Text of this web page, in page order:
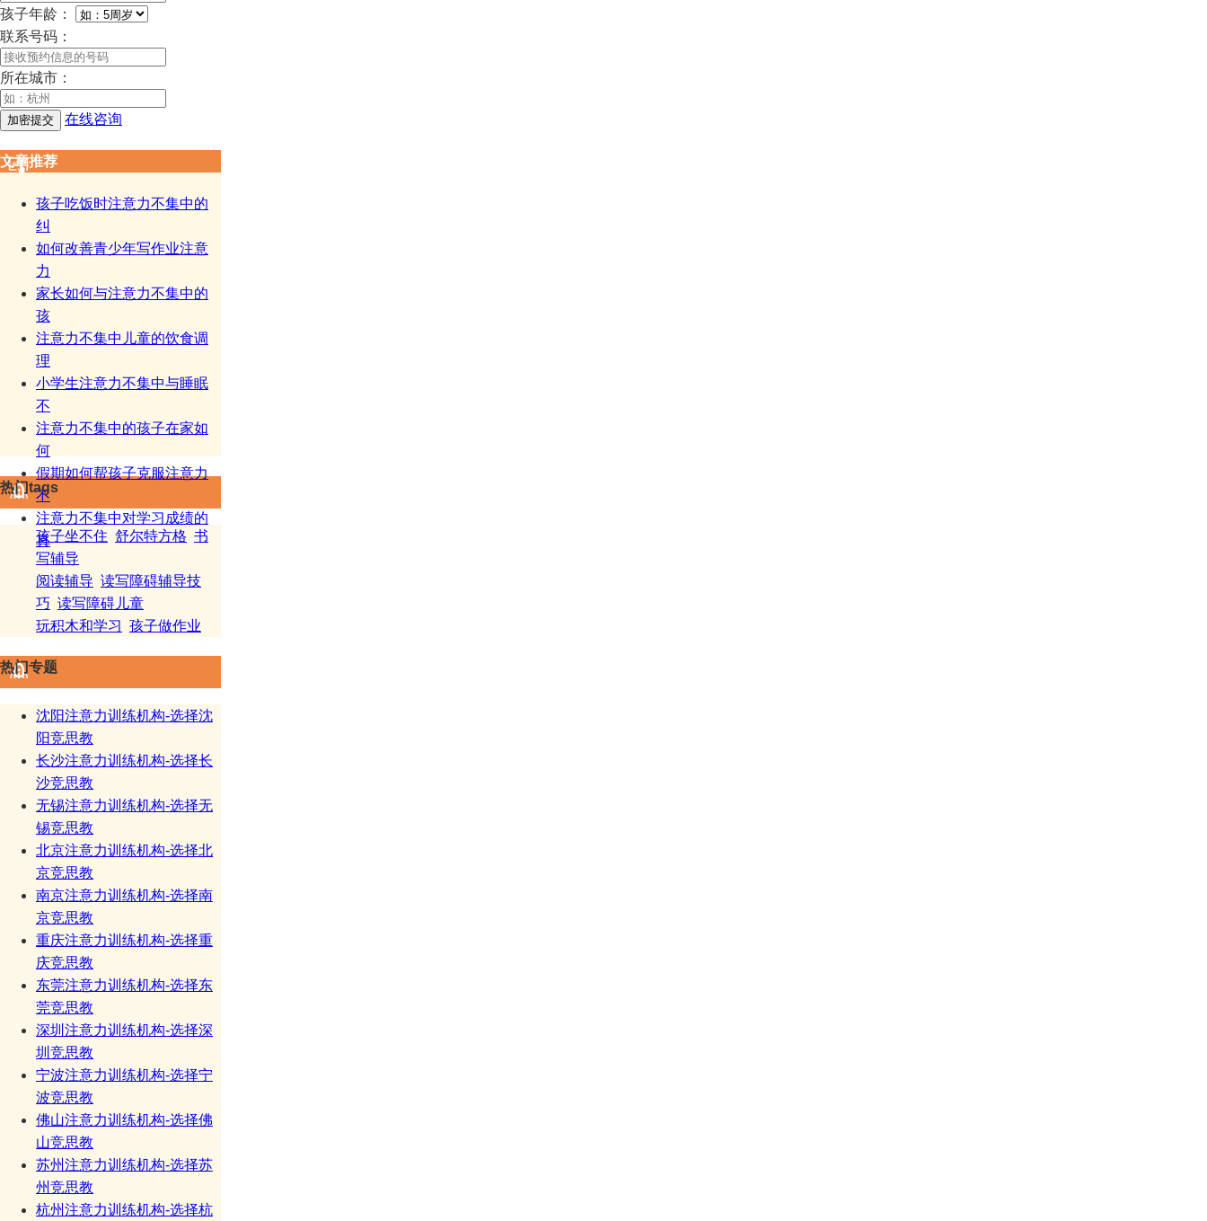
孩子年龄：
联系号码：
所在城市：
在线咨询
文章推荐
孩子吃饭时注意力不集中的
纠
如何改善青少年写作业注意
力
家长如何与注意力不集中的
孩
注意力不集中儿童的饮食调
理
小学生注意力不集中与睡眠
不
注意力不集中的孩子在家如
何
假期如何帮孩子克服注意力
不
注意力不集中对学习成绩的
真
热门tags
孩子坐不住 舒尔特方格 书
写辅导
阅读辅导 读写障碍辅导技
巧 读写障碍儿童
玩积木和学习 孩子做作业
热门专题
沈阳注意力训练机构-选择沈
阳竞思教
长沙注意力训练机构-选择长
沙竞思教
无锡注意力训练机构-选择无
锡竞思教
北京注意力训练机构-选择北
京竞思教
南京注意力训练机构-选择南
京竞思教
重庆注意力训练机构-选择重
庆竞思教
东莞注意力训练机构-选择东
莞竞思教
深圳注意力训练机构-选择深
圳竞思教
宁波注意力训练机构-选择宁
波竞思教
佛山注意力训练机构-选择佛
山竞思教
苏州注意力训练机构-选择苏
州竞思教
杭州注意力训练机构-选择杭